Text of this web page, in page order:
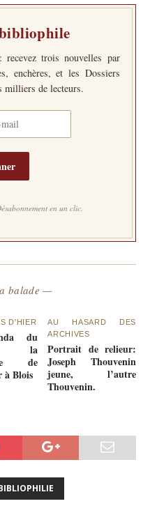
trois nouvelles par
enchères, et les Dossiers
milliers de lecteurs.
en un clic.
balade —
D'HIER
du
la
de
à Blois
AU HASARD DES
ARCHIVES
Portrait de relieur:
Joseph Thouvenin
jeune, l’autre
Thouvenin.